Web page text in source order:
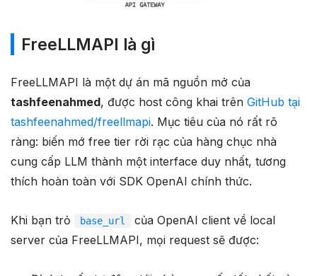
FreeLLMAPI là gì
FreeLLMAPI là một dự án mã nguồn mở của
tashfeenahmed, được host công khai trên GitHub tại
tashfeenahmed/freellmapi. Mục tiêu của nó rất rõ
ràng: biến mớ free tier rời rạc của hàng chục nhà
cung cấp LLM thành một interface duy nhất, tương
thích hoàn toàn với SDK OpenAI chính thức.
Khi bạn trỏ base_url
của OpenAI client về local
server của FreeLLMAPI, mọi request sẽ được: